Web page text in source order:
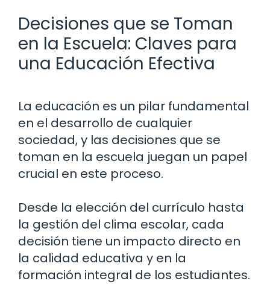
Decisiones que se Toman
en la Escuela: Claves para
una Educación Efectiva
La educación es un pilar fundamental
en el desarrollo de cualquier
sociedad, y las decisiones que se
toman en la escuela juegan un papel
crucial en este proceso.
Desde la elección del currículo hasta
la gestión del clima escolar, cada
decisión tiene un impacto directo en
la calidad educativa y en la
formación integral de los estudiantes.